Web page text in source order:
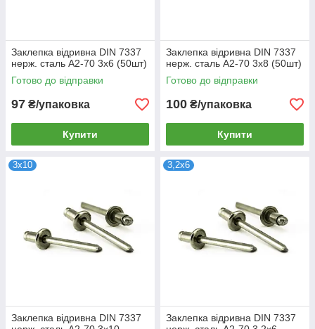
Заклепка відривна DIN 7337
нерж. сталь А2-70 3х6 (50шт)
Готово до відправки
97 ₴/упаковка
Купити
Заклепка відривна DIN 7337
нерж. сталь А2-70 3х8 (50шт)
Готово до відправки
100 ₴/упаковка
Купити
3х10
Заклепка відривна DIN 7337
3,2х6
Заклепка відривна DIN 7337